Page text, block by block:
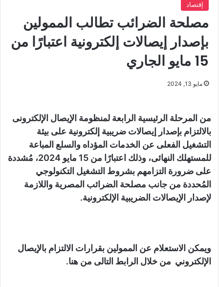
إقتصاد
مصلحة الضرائب تطالب الممولين
بإصدار إيصالات إلكترونية اعتبارًا من
15 مايو الجاري
مايو 13, 2024
من المرحلة الرئيسية الرابعة لمنظومة الإيصال الإلكترونى
بالالتزام بإصدار إيصالات ضريبية إلكترونية على بيئة
التشغيل الفعلى عن الخدمات المؤداه والسلع المباعة
للمستهلك النهائى، وذلك اعتبارًا من 15 مايو 2024، مُشددة
على ضرورة التزامهم بشروط التشغيل التكنولوجي
المُحددة من جانب مصلحة الضرائب المصرية واللازمة
لإصدار الإيصالات الضريبية الإلكترونية.
ويمكن الاستعلام عن الممولين بقرارات الالتزام بالإيصال
الإلكتروني من خلال الرابط التالى من هنا.